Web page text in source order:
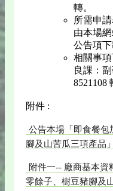
轉。
所需申
由本場
公告項下
相關事
良課：
8521108
附件 :
公告本場「即食餐包
腳及山苦瓜三項產品
附件一-- 廠商基本資
零餘子、樹豆豬腳及